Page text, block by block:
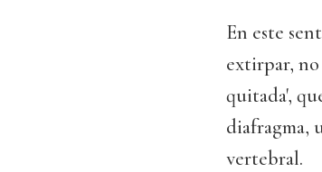
En este
extirpar,
quitada',
diafragma,
vertebral.